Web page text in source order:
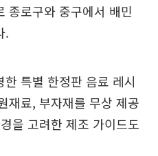
종로구와 중구에서 배민
.
특별 한정판 음료 레시
재료, 부자재를 무상 제공
을 고려한 제조 가이드도